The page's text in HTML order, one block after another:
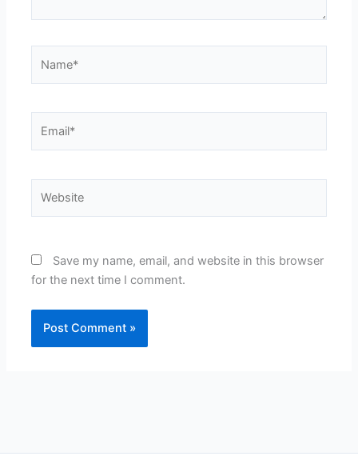
Save my name, email, and website in this browser
for the next time I comment.